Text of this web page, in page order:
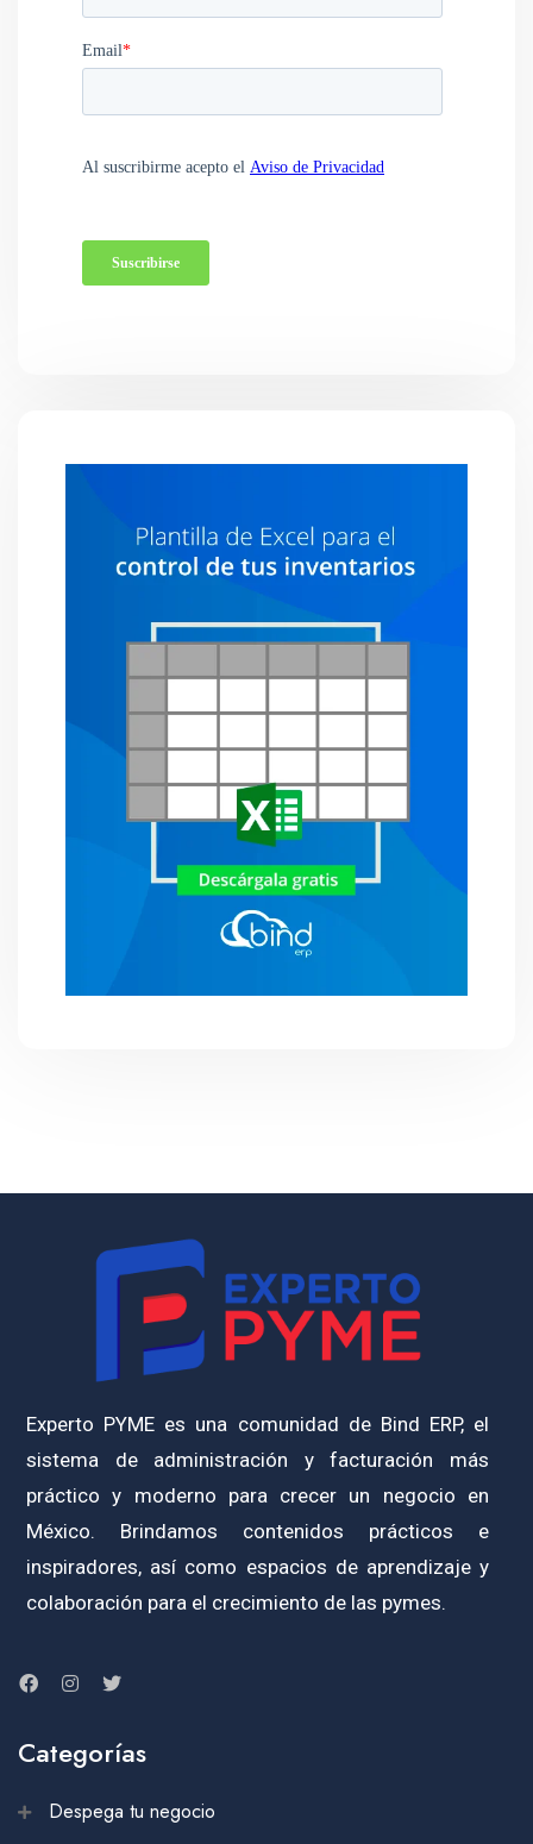
Experto PYME es una comunidad de Bind ERP, el
sistema de administración y facturación más
práctico y moderno para crecer un negocio en
México. Brindamos contenidos prácticos e
inspiradores, así como espacios de aprendizaje y
colaboración para el crecimiento de las pymes.
Categorías
Despega tu negocio